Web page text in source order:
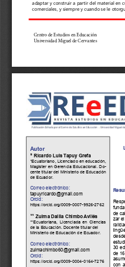
adaptar y construir a partir del material en
comerciales, y siempre y cuando se le
Centro de Estudios en Educación
Universidad Miguel de Cervantes
Autor
* Ricardo Luis Tapuy Grefa
*Ecuatoriano, Licenciado en educación,
Magister en Gerencia Educacional. Do-
cente titular del Ministerio de Educación
de Ecuador.
Correo electrónico:
tapuyricardo@gmail.com
Orcid:
https://orcid.org/0009-0007-9926-2762
** Zulma Dalila Chimbo Avilés
**Ecuatoriana,  Licenciada  en  Ciencias
de la Educación. Docente titular del
Ministerio de Educación de Ecuador.
Correo electrónico:
zulmachimbo60@gmail.com
Orcid:
https://orcid.org/0009-0004-0164-7276
de
zar
30
de
con